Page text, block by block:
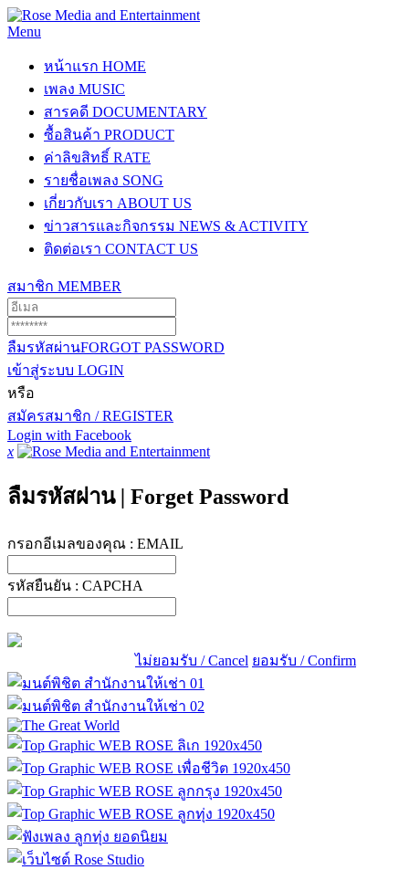
Menu
หน้าแรก HOME
เพลง MUSIC
สารคดี DOCUMENTARY
ซื้อสินค้า PRODUCT
ค่าลิขสิทธิ์ RATE
รายชื่อเพลง SONG
เกี่ยวกับเรา ABOUT US
ข่าวสารและกิจกรรม NEWS & ACTIVITY
ติดต่อเรา CONTACT US
สมาชิก MEMBER
ลืมรหัสผ่านFORGOT PASSWORD
เข้าสู่ระบบ LOGIN
หรือ
สมัครสมาชิก / REGISTER
Login with Facebook
x
ลืมรหัสผ่าน | Forget Password
กรอกอีเมลของคุณ : EMAIL
รหัสยืนยัน : CAPCHA
ไม่ยอมรับ / Cancel ยอมรับ / Confirm